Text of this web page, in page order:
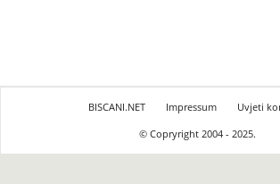
BISCANI.NET Impressum
Uvjeti
© Copryright 2004 - 2025.